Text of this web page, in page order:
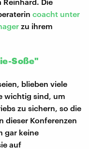
coacht unter
zu ihrem
Soße"
blieben viele
wichtig sind, um
zu sichern, so die
dieser Konferenzen
gar keine
auf